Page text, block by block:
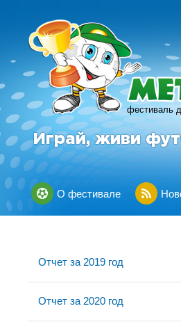
фестиваль
Играй, живи
О фестивале
Отчет за 2019 год
Отчет за 2020 год